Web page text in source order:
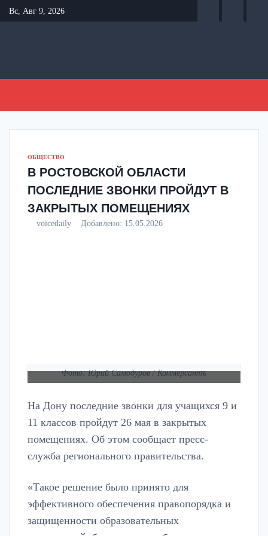
Перейти
к
Вс, Авг 9, 2026
ОБЩЕСТВО
В РОСТОВСКОЙ ОБЛАСТИ
ПОСЛЕДНИЕ ЗВОНКИ ПРОЙДУТ В
ЗАКРЫТЫХ ПОМЕЩЕНИЯХ
voicedaily Добавлено: 15.05.2026
Фото: Юрий Самодуров / Коммерсантъ
На Дону последние звонки для учащихся 9 и
11 классов пройдут 26 мая в закрытых
помещениях. Об этом сообщает пресс-
служба регионального правительства.
«Такое решение было принято для
эффективного обеспечения правопорядка и
защищенности образовательных